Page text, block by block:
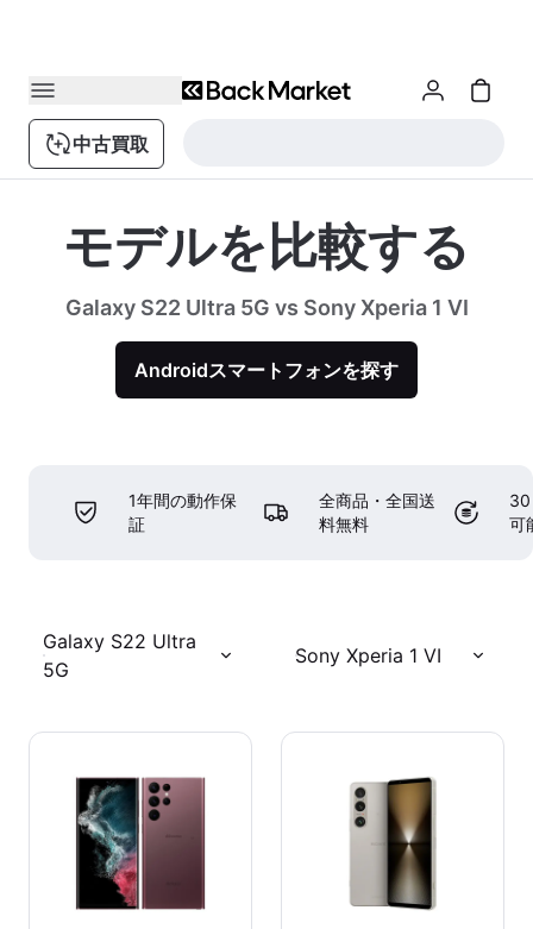
中古買取
モデルを比較する
Galaxy S22 Ultra 5G vs Sony Xperia 1 VI
Androidスマートフォンを探す
1年間の動作保
証
全商品・全国送
料無料
30
可
Galaxy S22 Ultra
5G
Sony Xperia 1 VI